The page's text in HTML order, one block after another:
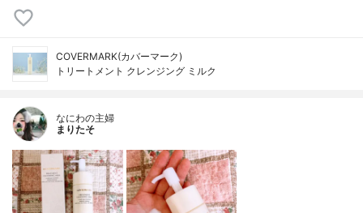
COVERMARK(カバーマーク)
トリートメント クレンジング ミルク
なにわの主婦
まりたそ